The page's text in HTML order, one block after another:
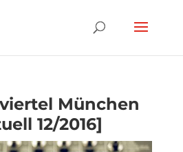
München
12/2016]